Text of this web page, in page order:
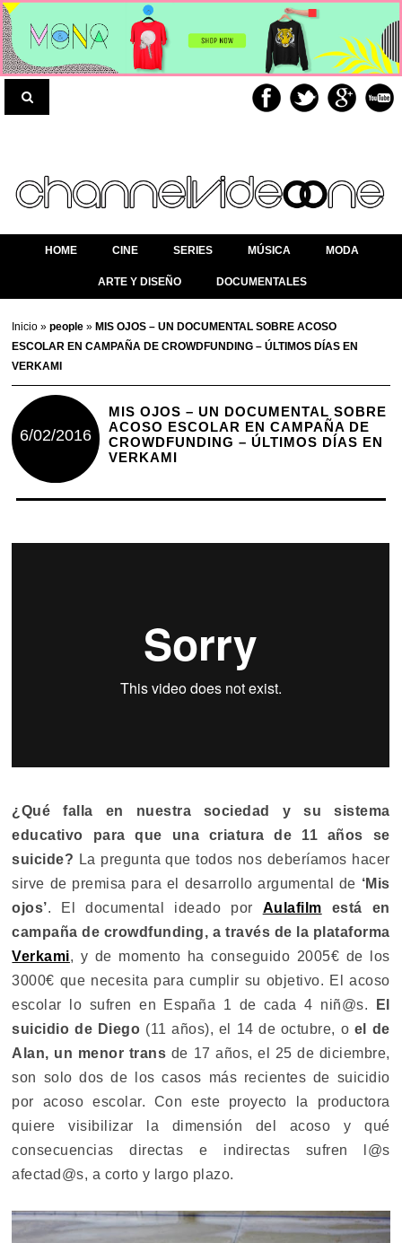
HOME CINE SERIES MÚSICA MODA
ARTE Y DISEÑO DOCUMENTALES
Inicio»people» MIS OJOS – UN DOCUMENTAL SOBRE ACOSO
ESCOLAR EN CAMPAÑA DE CROWDFUNDING – ÚLTIMOS DÍAS EN
VERKAMI
6/02/2016
MIS OJOS – UN DOCUMENTAL SOBRE
ACOSO ESCOLAR EN CAMPAÑA DE
CROWDFUNDING – ÚLTIMOS DÍAS EN
VERKAMI
¿Qué falla en nuestra sociedad y su sistema
educativo para que una criatura de 11 años se
suicide? La pregunta que todos nos deberíamos hacer
sirve de premisa para el desarrollo argumental de ‘Mis
ojos’. El documental ideado por Aulafilm
está en
campaña de crowdfunding, a través de la plataforma
Verkami, y de momento ha conseguido 2005€ de los
3000€ que necesita para cumplir su objetivo. El acoso
escolar lo sufren en España 1 de cada 4 niñ@s.
El
suicidio de Diego (11 años), el 14 de octubre, o el de
Alan, un menor trans de 17 años, el 25 de diciembre,
son solo dos de los casos más recientes de suicidio
por acoso escolar. Con este proyecto la productora
quiere visibilizar la dimensión del acoso y qué
consecuencias directas e indirectas sufren l@s
afectad@s, a corto y largo plazo.